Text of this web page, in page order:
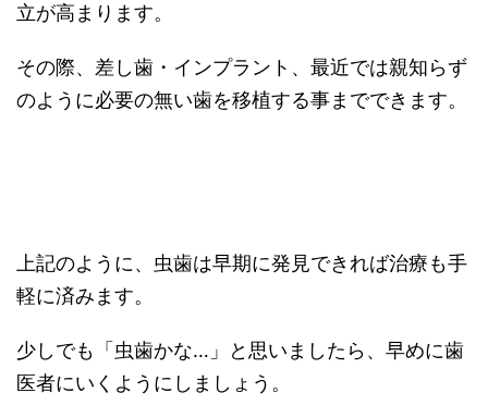
立が高まります。
その際、差し歯・インプラント、最近では親知らず
のように必要の無い歯を移植する事までできます。
上記のように、虫歯は早期に発見できれば治療も手
軽に済みます。
少しでも「虫歯かな…」と思いましたら、早めに歯
医者にいくようにしましょう。